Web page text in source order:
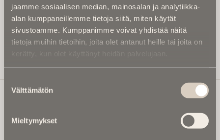
jaamme sosiaalisen median, mainosalan ja analytiikka-
alan kumppaneillemme tietoja siitä, miten käytät
sivustoamme. Kumppanimme voivat yhdistää näitä
tietoja muihin tietoihin, joita olet antanut heille tai joita on
kerätty, kun olet käyttänyt heidän palvelujaan.
valinta
Välttämätön
Mieltymykset
Kirjoita tähän sähköpostiosoite, johon haluat uutiskirjeen
tulevan:
Tilaa Uutiskirje
Ikuisuusmedia